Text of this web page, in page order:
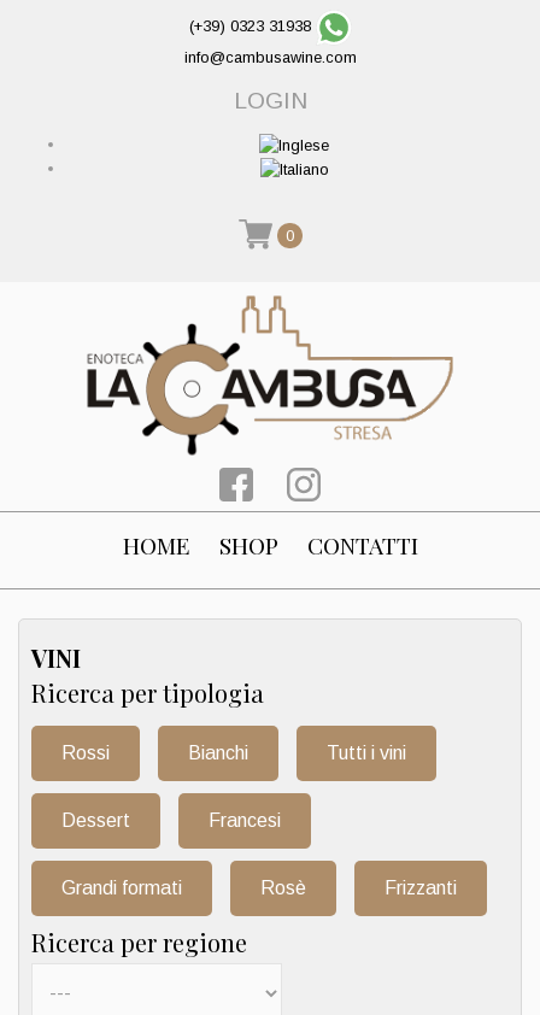
(+39) 0323 31938
info@cambusawine.com
LOGIN
0
HOME SHOP CONTATTI
VINI
Ricerca per tipologia
Rossi Bianchi Tutti i vini
Dessert Francesi
Grandi formati Rosè Frizzanti
Ricerca per regione